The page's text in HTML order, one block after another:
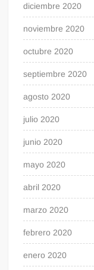
diciembre 2020
noviembre 2020
octubre 2020
septiembre 2020
agosto 2020
julio 2020
junio 2020
mayo 2020
abril 2020
marzo 2020
febrero 2020
enero 2020